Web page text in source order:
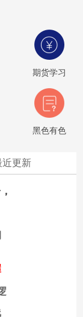
期货学习
黑色有色
近更新